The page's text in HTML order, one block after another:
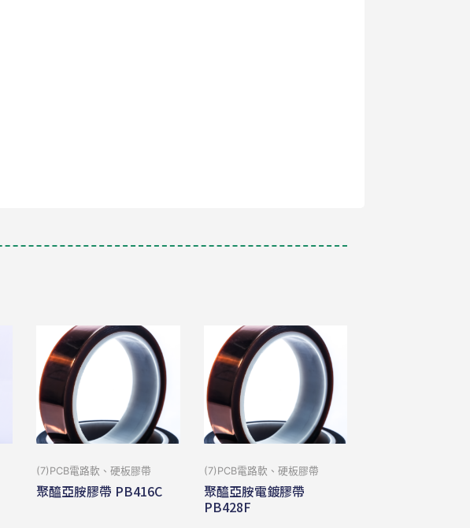
(7)PCB電路軟、硬板膠帶
聚醯亞胺膠帶 PB416C
(7)PCB電路軟、硬板膠帶
聚醯亞胺電鍍膠帶
PB428F